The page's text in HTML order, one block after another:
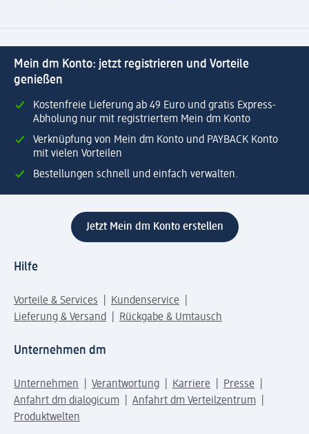
Mein dm Konto: jetzt registrieren und Vorteile
genießen
Kostenfreie Lieferung ab 49 Euro und gratis Express-
Abholung nur mit registriertem Mein dm Konto
Verknüpfung von Mein dm Konto und PAYBACK Konto
mit vielen Vorteilen
Bestellungen schnell und einfach verwalten.
Jetzt Mein dm Konto erstellen
Hilfe
Vorteile & Services
Kundenservice
Lieferung & Versand
Rückgabe & Umtausch
Unternehmen dm
Unternehmen Verantwortung Karriere
Presse
Anfahrt dm dialogicum
Anfahrt dm Verteilzentrum
Produktwelten